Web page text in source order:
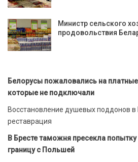
Министр сельского
продовольствия
Белорусы пожаловались на
которые не подключали
Восстановление душевых поддонов
реставрация
В Бресте таможня пресекла попытку
границу с Польшей